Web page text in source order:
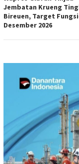
Jembatan Krueng
Bireuen, Target
Desember 2026